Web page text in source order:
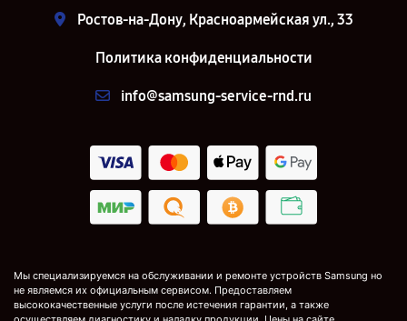
Ростов-на-Дону, Красноармейская ул., 33
Политика конфиденциальности
info@samsung-service-rnd.ru
Мы специализируемся на обслуживании и ремонте устройств Samsung но
не являемся их официальным сервисом. Предоставляем
высококачественные услуги после истечения гарантии, а также